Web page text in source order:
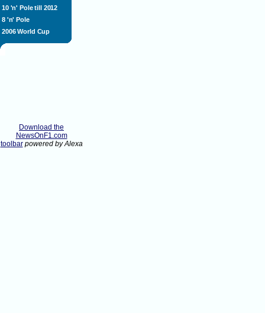
10 'n' Pole till 2012
8 'n' Pole
2006 World Cup
Download the
NewsOnF1.com
toolbarpowered by Alexa